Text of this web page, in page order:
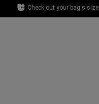
Check out your bag's size